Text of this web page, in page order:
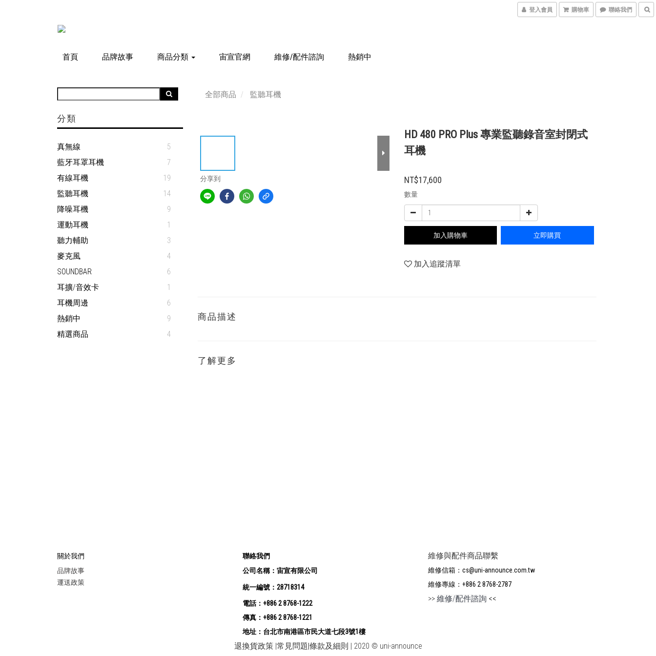
登入會員 購物車 聯絡我們
首頁 品牌故事 商品分類 宙宣官網 維修/配件諮詢 熱銷中
分類
真無線
5
藍牙耳罩耳機
7
有線耳機
19
監聽耳機
14
降噪耳機
9
運動耳機
1
聽力輔助
3
麥克風
4
SOUNDBAR
6
耳擴/音效卡
1
耳機周邊
6
熱銷中
9
精選商品
4
全部商品 監聽耳機
分享到
HD 480 PRO Plus 專業監聽錄音室封閉式
耳機
NT$17,600
數量
加入購物車 立即購買
加入追蹤清單
商品描述
了解更多
關於我們
品牌故事
運送政策
聯絡我們
公司名稱：宙宣有限公司
統一編號：28718314
電話：+886 2 8768-1222
傳真：+886 2 8768-1221
地址：台北市南港區市民大道七段3號1樓
維修與配件商品聯繫
維修信箱：cs@uni-announce.com.tw
維修專線：+886 2 8768-2787
>> 維修/配件諮詢 <<
退換貨政策|常見問題|條款及細則 | 2020 © uni-announce